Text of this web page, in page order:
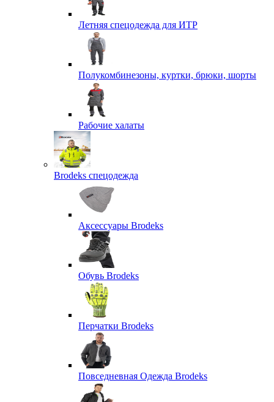
Летняя спецодежда для ИТР
Полукомбинезоны, куртки, брюки, шорты
Рабочие халаты
Brodeks спецодежда
Аксессуары Brodeks
Обувь Brodeks
Перчатки Brodeks
Повседневная Одежда Brodeks